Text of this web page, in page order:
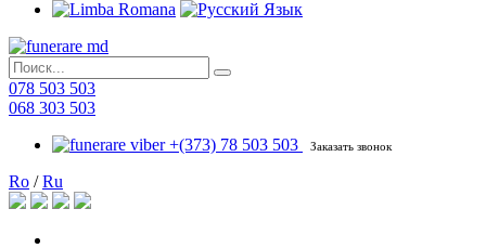
078 503 503
068 303 503
+(373) 78 503 503
Заказать звонок
Ro /Ru